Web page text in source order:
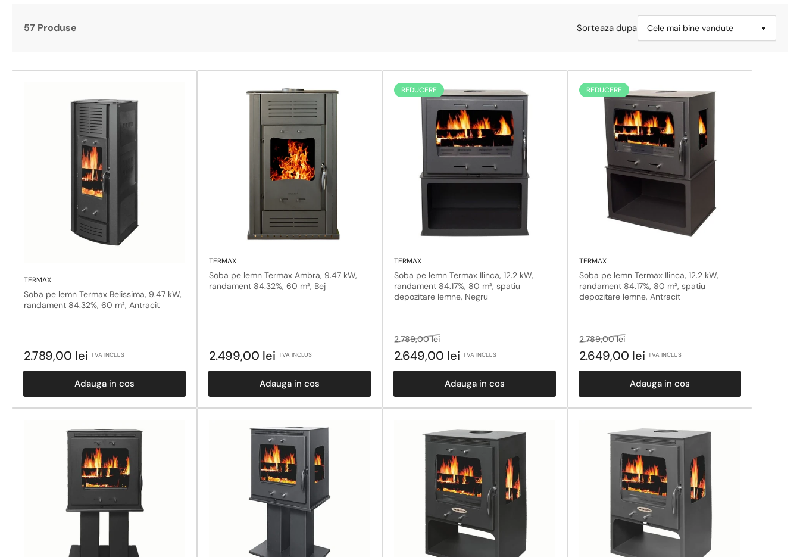
Sorteaza dupa
57 Produse
TERMAX
Soba pe lemn Termax Belissima, 9.47 kW,
randament 84.32%, 60 m², Antracit
Pret
2.789,00 lei TVA INCLUS
Adauga in cos
TERMAX
Soba pe lemn Termax Ambra, 9.47 kW,
randament 84.32%, 60 m², Bej
Pret
2.499,00 lei TVA INCLUS
Adauga in cos
REDUCERE
TERMAX
Soba pe lemn Termax Ilinca, 12.2 kW,
randament 84.17%, 80 m², spatiu
depozitare lemne, Negru
Pret
obisnuit
2.789,00 leiPret
la
2.649,00 lei TVA INCLUS
Adauga in cos
REDUCERE
TERMAX
Soba pe lemn Termax Ilinca, 12.2 kW,
randament 84.17%, 80 m², spatiu
depozitare lemne, Antracit
Pret
obisnuit
2.789,00 leiPret
la
2.649,00 lei TVA INCLUS
Adauga in cos